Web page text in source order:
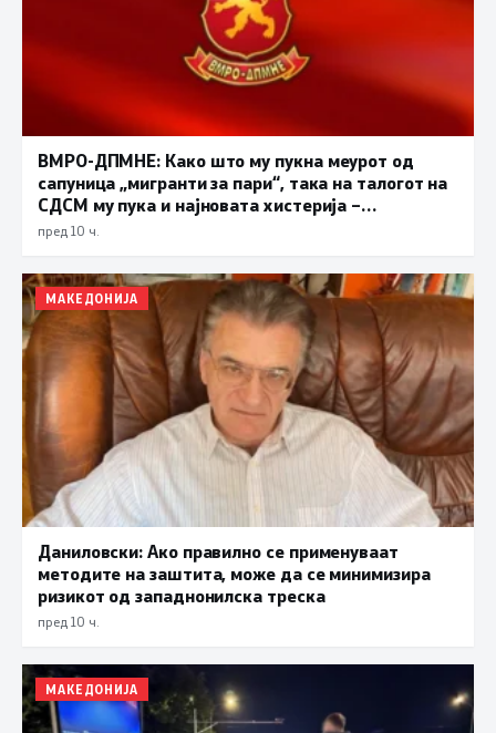
ВМРО-ДПМНЕ: Како што му пукна меурот од
сапуница „мигранти за пари“, така на талогот на
СДСМ му пука и најновата хистерија –
прифаќање на француски предлог
пред 10 ч.
МАКЕДОНИЈА
Даниловски: Ако правилно се применуваат
методите на заштита, може да се минимизира
ризикот од западнонилска треска
пред 10 ч.
МАКЕДОНИЈА